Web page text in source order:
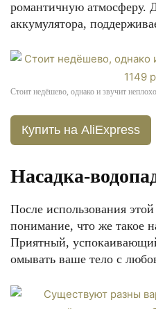
романтичную атмосферу.
аккумулятора,
Стоит недёшево, однако и звучит
Купить на AliExpress
Насадка-
После использования
понимание, что же такое
Приятный,
омывать ваше тело с